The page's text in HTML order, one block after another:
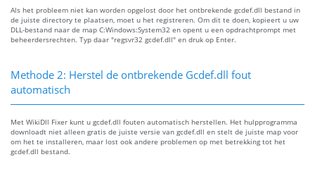
Als het probleem niet kan worden opgelost door het ontbrekende gcdef.dll bestand in
de juiste directory te plaatsen, moet u het registreren. Om dit te doen, kopieert u uw
DLL-bestand naar de map C:Windows:System32 en opent u een opdrachtprompt met
beheerdersrechten. Typ daar "regsvr32 gcdef.dll" en druk op Enter.
Methode 2: Herstel de ontbrekende Gcdef.dll fout
automatisch
Met WikiDll Fixer kunt u gcdef.dll fouten automatisch herstellen. Het hulpprogramma
downloadt niet alleen gratis de juiste versie van gcdef.dll en stelt de juiste map voor
om het te installeren, maar lost ook andere problemen op met betrekking tot het
gcdef.dll bestand.